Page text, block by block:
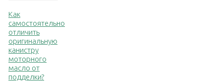
Как
самостоятельно
отличить
оригинальную
канистру
моторного
масло от
подделки?